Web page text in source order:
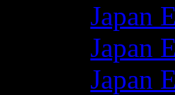
Japan
Japan
Japan